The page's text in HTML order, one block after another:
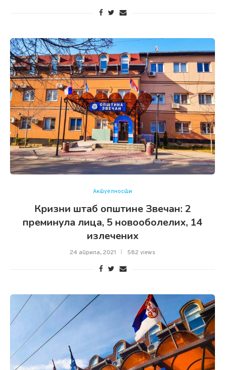
Актуелности
Кризни штаб општине Звечан: 2
преминулa лица, 5 новооболелих, 14
излечених
24 априла, 2021 582 views